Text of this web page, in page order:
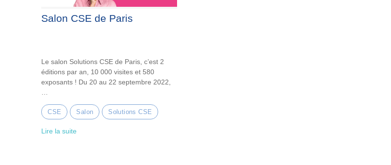
Salon CSE de Paris
Le salon Solutions CSE de Paris, c’est 2
éditions par an, 10 000 visites et 580
exposants ! Du 20 au 22 septembre 2022,
…
CSE Salon Solutions CSE
Lire la suite